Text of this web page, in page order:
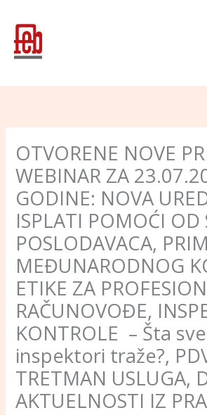
content
OTVORENE NOVE
WEBINAR ZA
GODINE: NOVA
ISPLATI POMOĆI OD
POSLODAVACA,
MEĐUNARODNOG
ETIKE ZA
RAČUNOVOĐE,
KONTROLE – Šta sve
inspektori traže?,
TRETMAN USLUGA,
AKTUELNOSTI IZ